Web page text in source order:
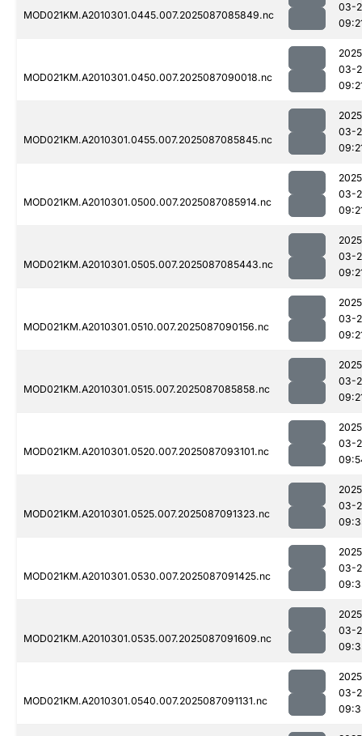
MOD021KM.A2010301.0445.007.2025087085849.nc
03-
MOD021KM.A2010301.0450.007.2025087090018.nc
03-
MOD021KM.A2010301.0455.007.2025087085845.nc
03-
MOD021KM.A2010301.0500.007.2025087085914.nc
03-
MOD021KM.A2010301.0505.007.2025087085443.nc
03-
MOD021KM.A2010301.0510.007.2025087090156.nc
03-
MOD021KM.A2010301.0515.007.2025087085858.nc
03-
MOD021KM.A2010301.0520.007.2025087093101.nc
03-
MOD021KM.A2010301.0525.007.2025087091323.nc
03-
MOD021KM.A2010301.0530.007.2025087091425.nc
03-
MOD021KM.A2010301.0535.007.2025087091609.nc
03-
MOD021KM.A2010301.0540.007.2025087091131.nc
03-